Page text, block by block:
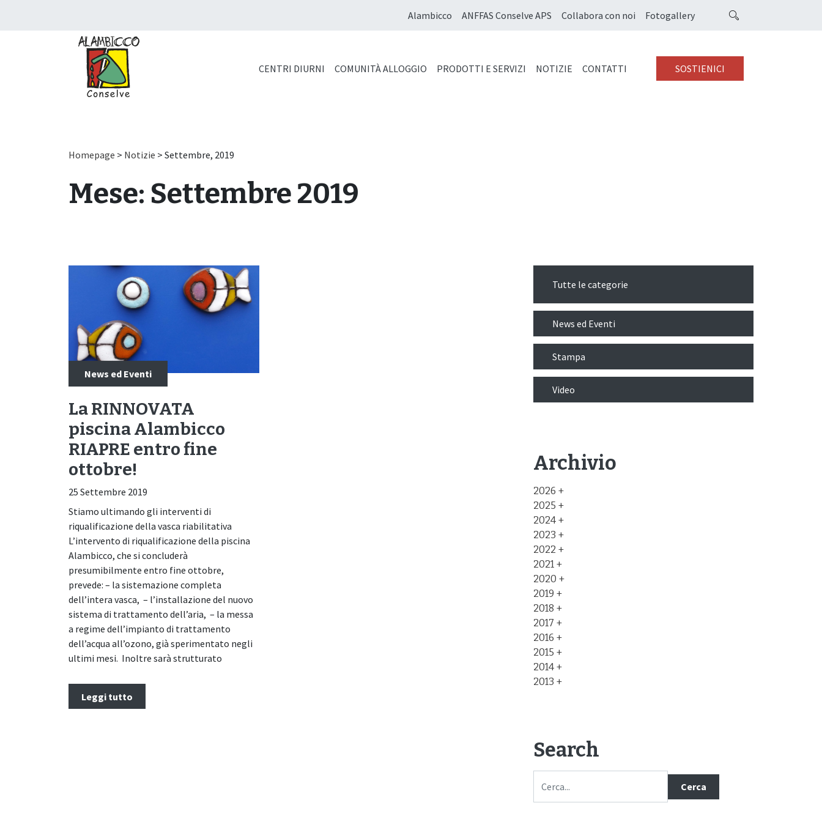
Alambicco ANFFAS Conselve APS Collabora con noi Fotogallery
CENTRI DIURNI COMUNITÀ ALLOGGIO PRODOTTI E SERVIZI NOTIZIE CONTATTI SOSTIENICI
Homepage > Notizie > Settembre, 2019
Mese: Settembre 2019
News ed Eventi
La RINNOVATA
piscina Alambicco
RIAPRE entro fine
ottobre!
25 Settembre 2019
Stiamo ultimando gli interventi di
riqualificazione della vasca riabilitativa
L’intervento di riqualificazione della piscina
Alambicco, che si concluderà
presumibilmente entro fine ottobre,
prevede: – la sistemazione completa
dell’intera vasca, – l’installazione del nuovo
sistema di trattamento dell’aria, – la messa
a regime dell’impianto di trattamento
dell’acqua all’ozono, già sperimentato negli
ultimi mesi. Inoltre sarà strutturato
Leggi tutto
Tutte le categorie
News ed Eventi
Stampa
Video
Archivio
2026
2025
2024
2023
2022
2021
2020
2019
2018
2017
2016
2015
2014
2013
Search
Cerca